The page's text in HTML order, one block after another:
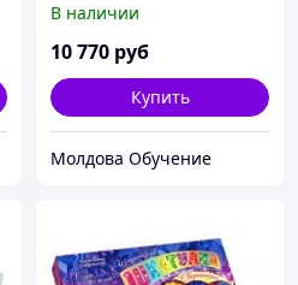
В наличии
10 770 руб
Купить
Молдова Обучение